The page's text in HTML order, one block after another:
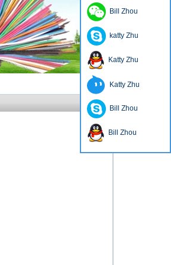
Bill Zhou
katty Zhu
Katty Zhu
Katty Zhu
Bill Zhou
Bill Zhou